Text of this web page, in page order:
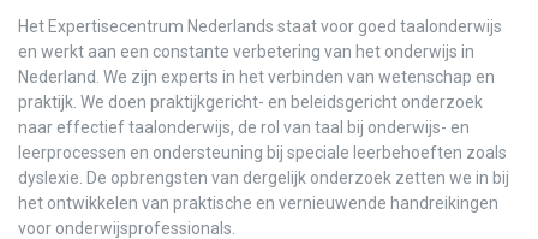
Het Expertisecentrum Nederlands staat voor goed taalonderwijs
en werkt aan een constante verbetering van het onderwijs in
Nederland. We zijn experts in het verbinden van wetenschap en
praktijk. We doen praktijkgericht- en beleidsgericht onderzoek
naar effectief taalonderwijs, de rol van taal bij onderwijs- en
leerprocessen en ondersteuning bij speciale leerbehoeften zoals
dyslexie. De opbrengsten van dergelijk onderzoek zetten we in bij
het ontwikkelen van praktische en vernieuwende handreikingen
voor onderwijsprofessionals.